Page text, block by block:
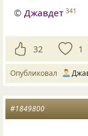
©Джавдет 341
32 1
Опубликовал
#1849800